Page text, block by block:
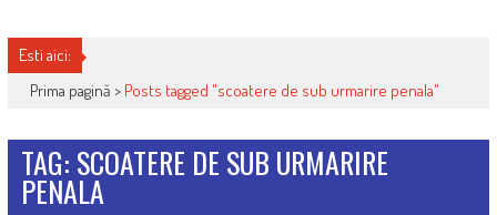
Esti aici:
Prima pagină > Posts tagged "scoatere de sub urmarire penala"
TAG: SCOATERE DE SUB URMARIRE
PENALA